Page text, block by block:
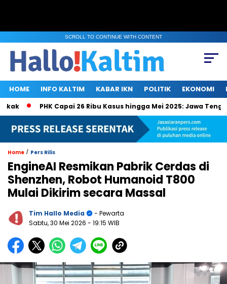
SCROLL TO CONTINUE WITH CONTENT
HOME INFO KALTIM KABAR IKN POLITIK EKONOMI
PHK Capai 26 Ribu Kasus hingga Mei 2025: Jawa Tengah,
Home / Pers Rilis
EngineAI Resmikan Pabrik Cerdas di
Shenzhen, Robot Humanoid T800
Mulai Dikirim secara Massal
Tim Hallo Media
- Pewarta
Sabtu, 30 Mei 2026 - 19:15 WIB